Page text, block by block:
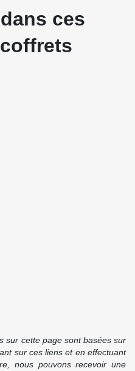
ces
sur cette page sont basées sur
sur ces liens et en effectuant
nous pouvons recevoir une